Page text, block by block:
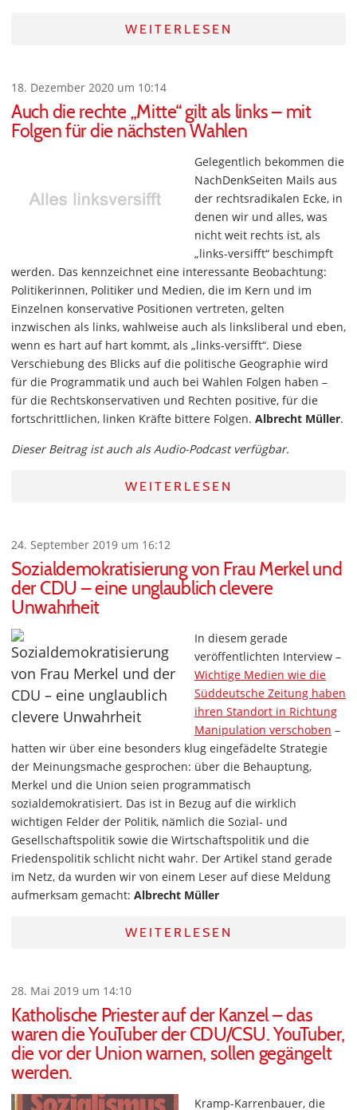
WEITERLESEN
18. Dezember 2020 um 10:14
Auch die rechte „Mitte“ gilt als links – mit
Folgen für die nächsten Wahlen
Gelegentlich bekommen die
NachDenkSeiten Mails aus
der rechtsradikalen Ecke, in
denen wir und alles, was
nicht weit rechts ist, als
„links-versifft“ beschimpft
werden. Das kennzeichnet eine interessante Beobachtung:
Politikerinnen, Politiker und Medien, die im Kern und im
Einzelnen konservative Positionen vertreten, gelten
inzwischen als links, wahlweise auch als linksliberal und eben,
wenn es hart auf hart kommt, als „links-versifft“. Diese
Verschiebung des Blicks auf die politische Geographie wird
für die Programmatik und auch bei Wahlen Folgen haben –
für die Rechtskonservativen und Rechten positive, für die
fortschrittlichen, linken Kräfte bittere Folgen. Albrecht Müller.
Dieser Beitrag ist auch als Audio-Podcast verfügbar.
WEITERLESEN
24. September 2019 um 16:12
Sozialdemokratisierung von Frau Merkel und
der CDU – eine unglaublich clevere
Unwahrheit
In diesem gerade
veröffentlichten Interview –
Wichtige Medien wie die
Süddeutsche Zeitung haben
ihren Standort in Richtung
Manipulation verschoben –
hatten wir über eine besonders klug eingefädelte Strategie
der Meinungsmache gesprochen: über die Behauptung,
Merkel und die Union seien programmatisch
sozialdemokratisiert. Das ist in Bezug auf die wirklich
wichtigen Felder der Politik, nämlich die Sozial- und
Gesellschaftspolitik sowie die Wirtschaftspolitik und die
Friedenspolitik schlicht nicht wahr. Der Artikel stand gerade
im Netz, da wurden wir von einem Leser auf diese Meldung
aufmerksam gemacht: Albrecht Müller
WEITERLESEN
28. Mai 2019 um 14:10
Katholische Priester auf der Kanzel – das
waren die YouTuber der CDU/CSU. YouTuber,
die vor der Union warnen, sollen gegängelt
werden.
Kramp-Karrenbauer, die